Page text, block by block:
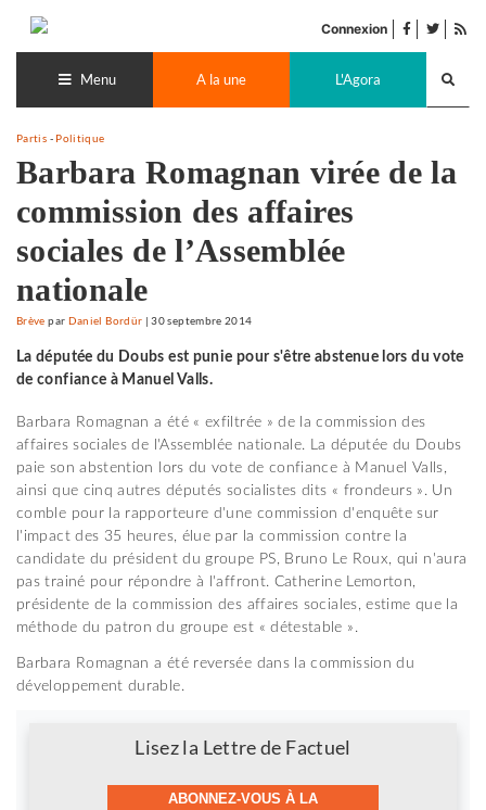
contenu
Connexion facebook
twitter
Menu A la une L'Agora
Partis - Politique
Barbara Romagnan virée de la
commission des affaires
sociales de l’Assemblée
nationale
Brève par Daniel Bordür |30 septembre 2014
La députée du Doubs est punie pour s'être abstenue lors du vote
de confiance à Manuel Valls.
Barbara Romagnan a été « exfiltrée » de la commission des
affaires sociales de l'Assemblée nationale. La députée du Doubs
paie son abstention lors du vote de confiance à Manuel Valls,
ainsi que cinq autres députés socialistes dits « frondeurs ». Un
comble pour la rapporteure d'une commission d'enquête sur
l'impact des 35 heures, élue par la commission contre la
candidate du président du groupe PS, Bruno Le Roux, qui n'aura
pas trainé pour répondre à l'affront. Catherine Lemorton,
présidente de la commission des affaires sociales, estime que la
méthode du patron du groupe est « détestable ».
Barbara Romagnan a été reversée dans la commission du
développement durable.
Lisez la Lettre de Factuel
ABONNEZ-VOUS À LA